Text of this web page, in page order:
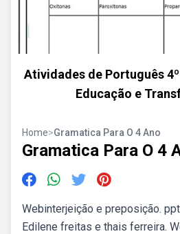
Atividades de Português
Educação e
Home>Gramatica Para O 4 Ano
Gramatica Para O 4
Webinterjeição e preposição.
Edilene freitas e thais ferreira.